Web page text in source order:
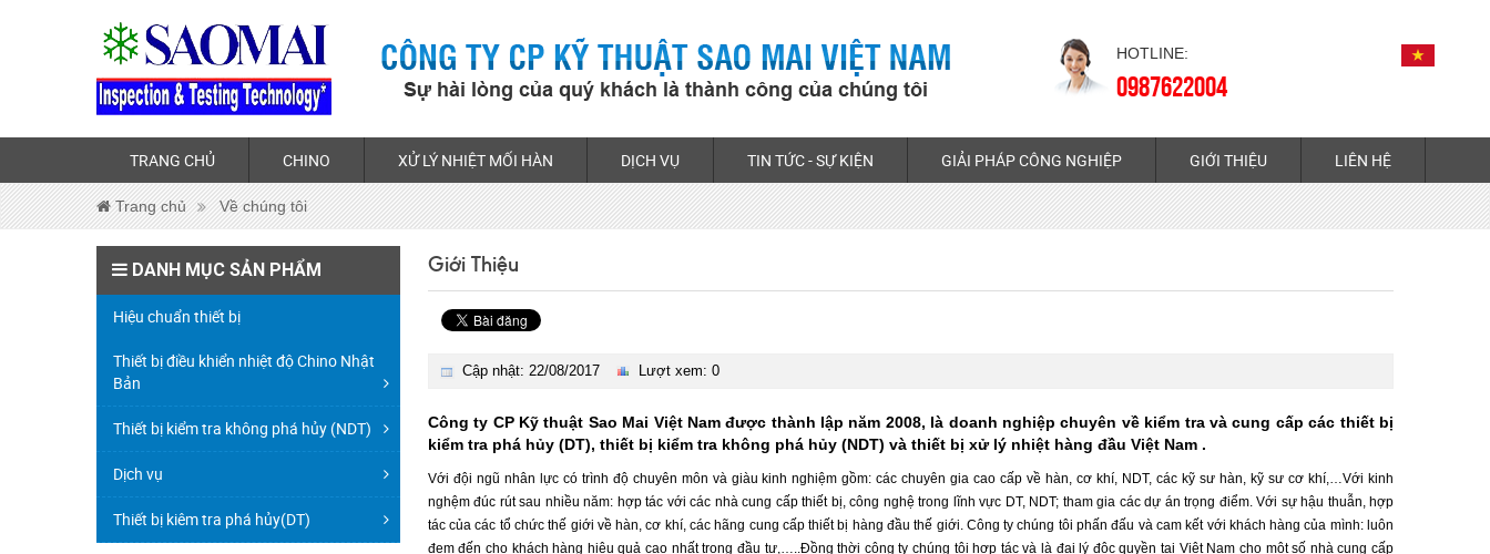
HOTLINE:
0987622004
TRANG CHỦ CHINO XỬ LÝ NHIỆT MỐI HÀN DỊCH VỤ TIN TỨC - SỰ KIỆN GIẢI PHÁP CÔNG NGHIỆP GIỚI THIỆU LIÊN HỆ
Trang chủ Về chúng tôi
DANH MỤC SẢN PHẨM
Hiệu chuẩn thiết bị
Thiết bị điều khiển nhiệt độ Chino Nhật
Bản
Thiết bị kiểm tra không phá hủy (NDT)
Dịch vụ
Thiết bị kiêm tra phá hủy(DT)
Giới Thiệu
Cập nhật: 22/08/2017 Lượt xem: 0
Công ty CP Kỹ thuật Sao Mai Việt Nam được thành lập năm 2008, là doanh nghiệp chuyên về kiểm tra và cung cấp các thiết bị
kiểm tra phá hủy (DT), thiết bị kiểm tra không phá hủy (NDT) và thiết bị xử lý nhiệt hàng đầu Việt Nam .
Với đội ngũ nhân lực có trình độ chuyên môn và giàu kinh nghiệm gồm: các chuyên gia cao cấp về hàn, cơ khí, NDT, các kỹ sư hàn, kỹ sư cơ khí,…Với kinh
nghệm đúc rút sau nhiều năm: hợp tác với các nhà cung cấp thiết bị, công nghệ trong lĩnh vực DT, NDT; tham gia các dự án trọng điểm. Với sự hậu thuẫn, hợp
tác của các tổ chức thế giới về hàn, cơ khí, các hãng cung cấp thiết bị hàng đầu thế giới. Công ty chúng tôi phấn đấu và cam kết với khách hàng của mình: luôn
đem đến cho khách hàng hiệu quả cao nhất trong đầu tư,…..Đồng thời công ty chúng tôi hợp tác và là đại lý độc quyền tại Việt Nam cho một số nhà cung cấp